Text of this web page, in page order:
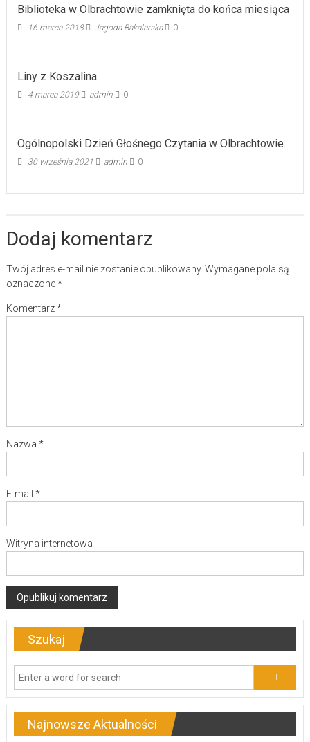
Biblioteka w Olbrachtowie zamknięta do końca miesiąca
16 marca 2018 Jagoda Bakalarska 0
Liny z Koszalina
4 marca 2019 admin 0
Ogólnopolski Dzień Głośnego Czytania w Olbrachtowie.
30 września 2021 admin 0
Dodaj komentarz
Twój adres e-mail nie zostanie opublikowany. Wymagane pola są
oznaczone*
Komentarz*
Nazwa *
E-mail *
Witryna internetowa
Szukaj
Najnowsze Aktualności